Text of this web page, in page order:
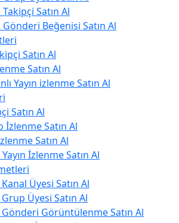
Satın Al
Beğenisi Satın Al
Satın Al
Satın Al
Yayın izlenme Satın Al
Satın Al
İzlenme Satın Al
Satın Al
İzlenme Satın Al
Üyesi Satın Al
Üyesi Satın Al
Görüntülenme Satın Al